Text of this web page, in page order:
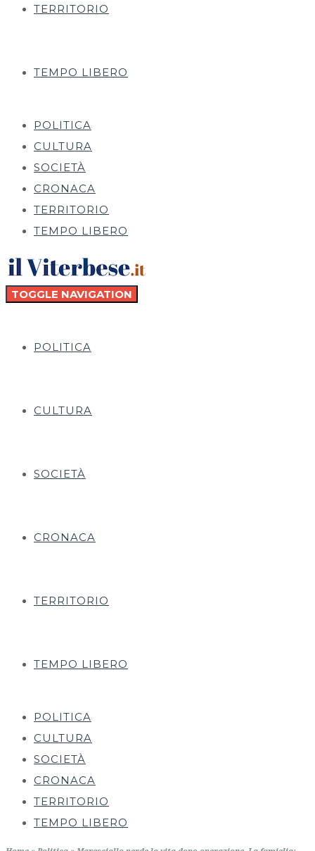
TERRITORIO
TEMPO LIBERO
POLITICA
CULTURA
SOCIETÀ
CRONACA
TERRITORIO
TEMPO LIBERO
TOGGLE NAVIGATION
POLITICA
CULTURA
SOCIETÀ
CRONACA
TERRITORIO
TEMPO LIBERO
POLITICA
CULTURA
SOCIETÀ
CRONACA
TERRITORIO
TEMPO LIBERO